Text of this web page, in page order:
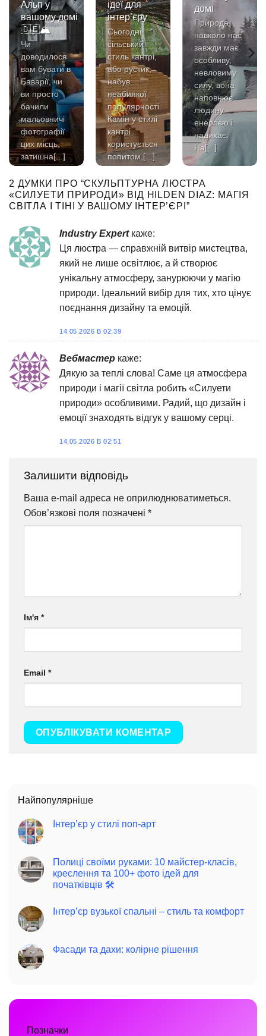
Альп у
вашому домі
🇩🇪🏔️
Чи
доводилося
вам бувати в
Баварії, чи
ви просто
бачили
мальовничі
фотографії
цих місць,
затишна[...]
ідеї для
інтер’єру
Сьогодні
сільський
стиль кантрі,
або рустик,
набув
неабиякої
популярності.
Камін у стилі
кантрі
користується
попитом,[...]
домі
Природа
навколо нас
завжди має
особливу,
невловиму
силу, вона
наповнює
людину
енергією і
надихає.
На[...]
2 ДУМКИ ПРО “СКУЛЬПТУРНА ЛЮСТРА
«СИЛУЕТИ ПРИРОДИ» ВІД HILDEN DIAZ: МАГІЯ
СВІТЛА І ТІНІ У ВАШОМУ ІНТЕР’ЄРІ ”
Industry Expert каже:
Ця люстра — справжній витвір мистецтва,
який не лише освітлює, а й створює
унікальну атмосферу, занурюючи у магію
природи. Ідеальний вибір для тих, хто цінує
поєднання дизайну та емоцій.
14.05.2026 В 02:39
Вебмастер каже:
Дякую за теплі слова! Саме ця атмосфера
природи і магії світла робить «Силуети
природи» особливими. Радий, що дизайн і
емоції знаходять відгук у вашому серці.
14.05.2026 В 02:51
Залишити відповідь
Ваша e-mail адреса не оприлюднюватиметься.
Обов’язкові поля позначені *
Ім'я *
Email *
Найпопулярніше
Інтер’єр у стилі поп-арт
Полиці своїми руками: 10 майстер-класів,
креслення та 100+ фото ідей для
початківців 🛠️
Інтер’єр вузької спальні – стиль та комфорт
Фасади та дахи: колірне рішення
Позначки